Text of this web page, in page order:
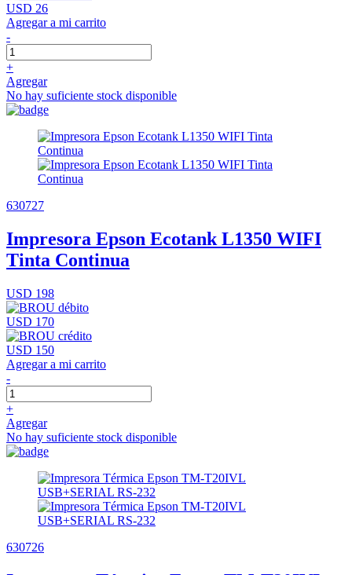
USD 26
Agregar a mi carrito
-
+
Agregar
No hay suficiente stock disponible
630727
Impresora Epson Ecotank L1350 WIFI
Tinta Continua
USD 198
USD 170
USD 150
Agregar a mi carrito
-
+
Agregar
No hay suficiente stock disponible
630726